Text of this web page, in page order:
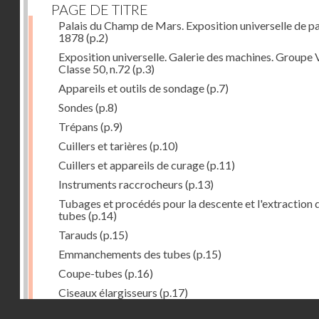
PAGE DE TITRE
Palais du Champ de Mars. Exposition universelle de
1878 (p.2)
Exposition universelle. Galerie des machines. Groupe
Classe 50, n.72 (p.3)
Appareils et outils de sondage(p.7)
Sondes (p.8)
Trépans (p.9)
Cuillers et tarières (p.10)
Cuillers et appareils de curage(p.11)
Instruments raccrocheurs (p.13)
Tubages et procédés pour la descente et l'extraction
tubes (p.14)
Tarauds (p.15)
Emmanchements des tubes (p.15)
Coupe-tubes (p.16)
Ciseaux élargisseurs (p.17)